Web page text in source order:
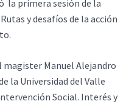
la primera sesión de la
y desafíos de la acción
Manuel Alejandro
la Universidad del Valle
Social. Interés y